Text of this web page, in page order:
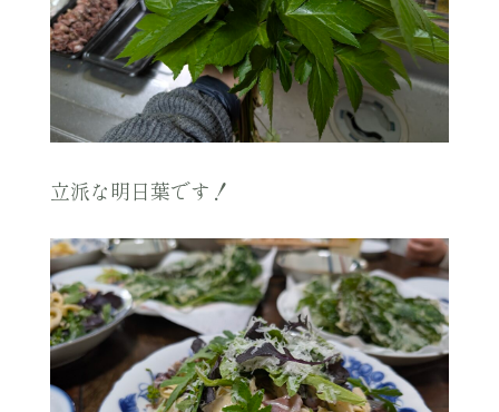
立派な明日葉です！